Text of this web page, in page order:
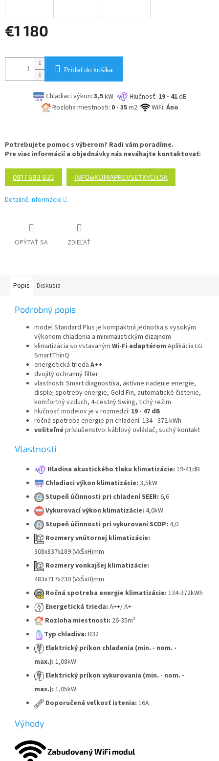
€1 180
cena:
Pridať do košíka
Chladiaci výkon: 3,5kW Hlučnosť: 19 - 41dB
Rozloha miestnosti: 0 - 35m2 WiFi: Áno
Potrebujete pomoc s výberom? Radi vám poradíme.
Pre viac informácií a objednávky nás neváhajte kontaktovať:
0917 683 835 INFO@KLIMAPREVSETKYCH.SK
Detailné informácie
OPÝTAŤ SA ZDIEĽAŤ
Popis Diskusia
Podrobný popis
model Standard Plus je kompaktná jednotka s vysokým
výkonom chladenia a minimalistickým dizajnom
klimatizácia so vstavaným Wi-Fi adaptérom Aplikácia LG
SmartThinQ
energetická trieda A++
dvojitý ochranný filter
vlastnosti: Smart diagnostika, aktívne riadenie energie,
displej spotreby energie, Gold Fin, automatické čistenie,
komfortný vzduch, 4-cestný Swing, tichý režim
hlučnosť modelov je v rozmedzí: 19 - 47 dB
ročná spotreba energie pri chladení: 134 - 372 kWh
voliteľné príslušenstvo: káblový ovládač, suchý kontakt
Vlastnosti
Hladina akustického tlaku klimatizácie: 19-41dB
Chladiaci výkon klimatizácie: 3,5kW
Stupeň účinnosti pri chladení SEER: 6,6
Vykurovací výkon klimatizácie: 4,0kW
Stupeň účinnosti pri vykurovaní SCOP: 4,0
Rozmery vnútornej klimatizácie:
308x837x189 (VxŠxH)mm
Rozmery vonkajšej klimatizácie:
483x717x230 (VxŠxH)mm
Ročná spotreba energie klimatizácie: 134-372kWh
Energetická trieda: A++/ A+
Rozloha miestnosti: 26-35m²
Typ chladiva: R32
Elektrický príkon chladenia (min. - nom. -
max.): 1,08kW
Elektrický príkon vykurovania (min. - nom. -
max.): 1,05kW
Doporučená veľkosť istenia: 16A
Výhody
Zabudovaný WiFi modul